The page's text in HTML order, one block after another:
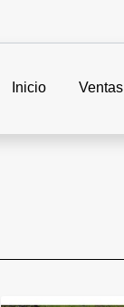
Inicio Ventas